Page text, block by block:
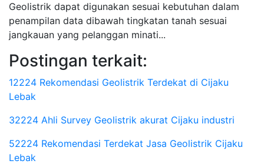
Geolistrik dapat digunakan sesuai kebutuhan dalam
penampilan data dibawah tingkatan tanah sesuai
jangkauan yang pelanggan minati...
Postingan terkait:
12224 Rekomendasi Geolistrik Terdekat di Cijaku
Lebak
32224 Ahli Survey Geolistrik akurat Cijaku industri
52224 Rekomendasi Terdekat Jasa Geolistrik Cijaku
Lebak